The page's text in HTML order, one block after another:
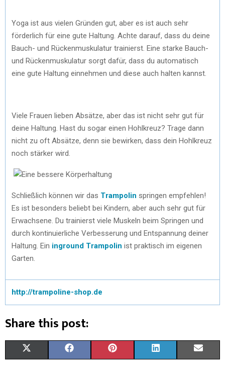
Yoga ist aus vielen Gründen gut, aber es ist auch sehr
förderlich für eine gute Haltung. Achte darauf, dass du deine
Bauch- und Rückenmuskulatur trainierst. Eine starke Bauch-
und Rückenmuskulatur sorgt dafür, dass du automatisch
eine gute Haltung einnehmen und diese auch halten kannst.
Viele Frauen lieben Absätze, aber das ist nicht sehr gut für
deine Haltung. Hast du sogar einen Hohlkreuz? Trage dann
nicht zu oft Absätze, denn sie bewirken, dass dein Hohlkreuz
noch stärker wird.
Schließlich können wir das Trampolin springen empfehlen!
Es ist besonders beliebt bei Kindern, aber auch sehr gut für
Erwachsene. Du trainierst viele Muskeln beim Springen und
durch kontinuierliche Verbesserung und Entspannung deiner
Haltung. Ein inground Trampolin ist praktisch im eigenen
Garten.
http://trampoline-shop.de
Share this post: